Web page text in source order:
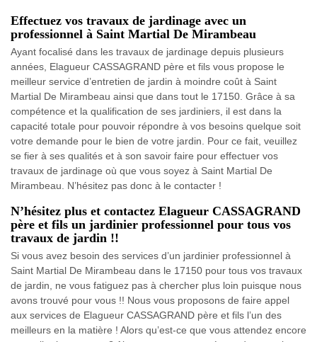
Effectuez vos travaux de jardinage avec un
professionnel à Saint Martial De Mirambeau
Ayant focalisé dans les travaux de jardinage depuis plusieurs
années, Elagueur CASSAGRAND père et fils vous propose le
meilleur service d’entretien de jardin à moindre coût à Saint
Martial De Mirambeau ainsi que dans tout le 17150. Grâce à sa
compétence et la qualification de ses jardiniers, il est dans la
capacité totale pour pouvoir répondre à vos besoins quelque soit
votre demande pour le bien de votre jardin. Pour ce fait, veuillez
se fier à ses qualités et à son savoir faire pour effectuer vos
travaux de jardinage où que vous soyez à Saint Martial De
Mirambeau. N’hésitez pas donc à le contacter !
N’hésitez plus et contactez Elagueur CASSAGRAND
père et fils un jardinier professionnel pour tous vos
travaux de jardin !!
Si vous avez besoin des services d’un jardinier professionnel à
Saint Martial De Mirambeau dans le 17150 pour tous vos travaux
de jardin, ne vous fatiguez pas à chercher plus loin puisque nous
avons trouvé pour vous !! Nous vous proposons de faire appel
aux services de Elagueur CASSAGRAND père et fils l’un des
meilleurs en la matière ! Alors qu’est-ce que vous attendez encore